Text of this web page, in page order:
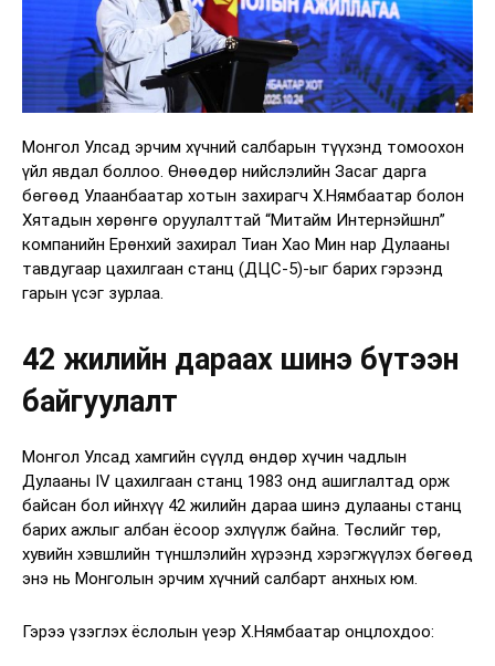
Монгол Улсад эрчим хүчний салбарын түүхэнд томоохон
үйл явдал боллоо. Өнөөдөр нийслэлийн Засаг дарга
бөгөөд Улаанбаатар хотын захирагч Х.Нямбаатар болон
Хятадын хөрөнгө оруулалттай “Митайм Интернэйшнл”
компанийн Ерөнхий захирал Тиан Хао Мин нар Дулааны
тавдугаар цахилгаан станц (ДЦС-5)-ыг барих гэрээнд
гарын үсэг зурлаа.
42 жилийн дараах шинэ бүтээн
байгуулалт
Монгол Улсад хамгийн сүүлд өндөр хүчин чадлын
Дулааны IV цахилгаан станц 1983 онд ашиглалтад орж
байсан бол ийнхүү 42 жилийн дараа шинэ дулааны станц
барих ажлыг албан ёсоор эхлүүлж байна. Төслийг төр,
хувийн хэвшлийн түншлэлийн хүрээнд хэрэгжүүлэх бөгөөд
энэ нь Монголын эрчим хүчний салбарт анхных юм.
Гэрээ үзэглэх ёслолын үеэр Х.Нямбаатар онцлохдоо: